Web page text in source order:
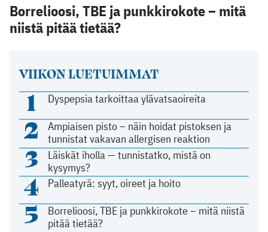
VIIKON LUETUIMMAT
1 Dyspepsia tarkoittaa ylävatsaoireita
2
Ampiaisen pisto – näin hoidat pistoksen ja
tunnistat vakavan allergisen reaktion
3
Läiskät iholla — tunnistatko, mistä on
kysymys?
4 Palleatyrä: syyt, oireet ja hoito
5
Borrelioosi, TBE ja punkkirokote – mitä niistä
pitää tietää?
Borrelioosi, TBE ja punkkirokote – mitä
niistä pitää tietää?